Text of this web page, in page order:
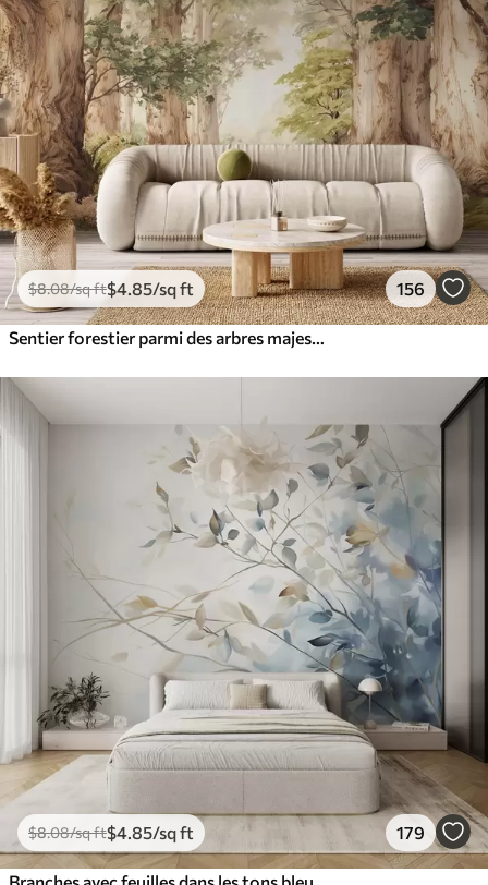
$8.08/sq ft$4 .85/sq ft 156
$8.08/sq ft$4 .85/sq ft 179